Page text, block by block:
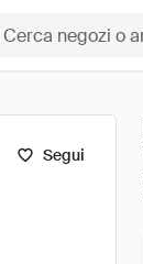
Segui